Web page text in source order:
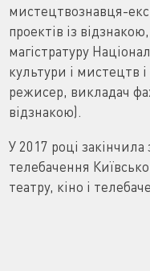
мистецтвознавця-
проектів із
магістратуру
культури і мистецтв
режисер, викладач
відзнакою).
У 2017 році закінчила
телебачення
театру, кіно і